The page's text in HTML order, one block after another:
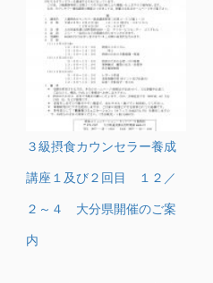
３級摂食カウンセラー養成
講座１及び２回目 １２／
２～４ 大分県開催のご案
内